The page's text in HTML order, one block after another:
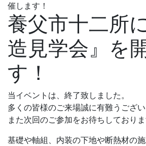
催します！
養父市十二所
造見学会』を
す！
当イベントは、終了致しました。
多くの皆様のご来場誠に有難うござい
また次回のご参加をお待ちしておりま
基礎や軸組、内装の下地や断熱材の